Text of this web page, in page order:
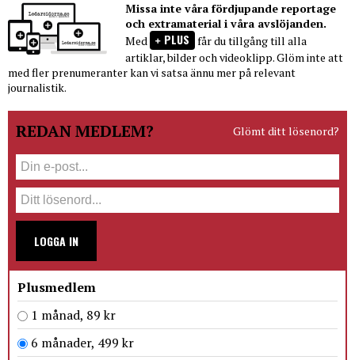
Missa inte våra fördjupande reportage
och extramaterial i våra avslöjanden.
Med
PLUS får du tillgång till alla
artiklar, bilder och videoklipp. Glöm inte att
med fler prenumeranter kan vi satsa ännu mer på relevant
journalistik.
REDAN MEDLEM? Glömt ditt lösenord?
LOGGA IN
Plusmedlem
1 månad, 89 kr
6 månader, 499 kr